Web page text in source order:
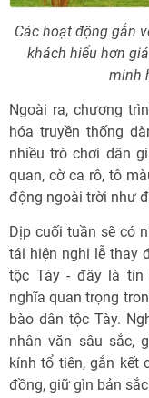
Các hoạt động gắn
khách hiểu hơn
minh
Ngoài ra, chương
hóa truyền thống
nhiều trò chơi dân
quan, cờ ca rô, tô
động ngoài trời như
Dịp cuối tuần sẽ có
tái hiện nghi lễ thay
tộc Tày - đây là tín
nghĩa quan trọng
bào dân tộc Tày.
nhân văn sâu sắc,
kính tổ tiên, gắn kết
đồng, giữ gìn bản